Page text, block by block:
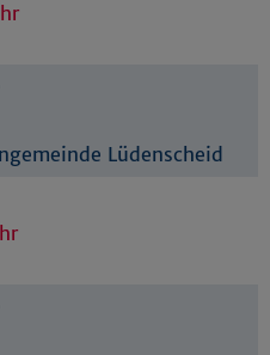
Lüdenscheid